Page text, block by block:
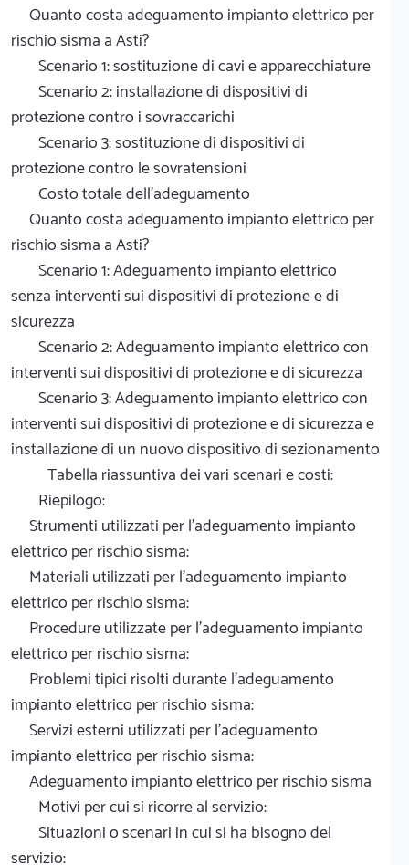
Quanto costa adeguamento impianto elettrico per
rischio sisma a Asti?
Scenario 1: sostituzione di cavi e apparecchiature
Scenario 2: installazione di dispositivi di
protezione contro i sovraccarichi
Scenario 3: sostituzione di dispositivi di
protezione contro le sovratensioni
Costo totale dell'adeguamento
Quanto costa adeguamento impianto elettrico per
rischio sisma a Asti?
Scenario 1: Adeguamento impianto elettrico
senza interventi sui dispositivi di protezione e di
sicurezza
Scenario 2: Adeguamento impianto elettrico con
interventi sui dispositivi di protezione e di sicurezza
Scenario 3: Adeguamento impianto elettrico con
interventi sui dispositivi di protezione e di sicurezza e
installazione di un nuovo dispositivo di sezionamento
Tabella riassuntiva dei vari scenari e costi:
Riepilogo:
Strumenti utilizzati per l'adeguamento impianto
elettrico per rischio sisma:
Materiali utilizzati per l'adeguamento impianto
elettrico per rischio sisma:
Procedure utilizzate per l'adeguamento impianto
elettrico per rischio sisma:
Problemi tipici risolti durante l'adeguamento
impianto elettrico per rischio sisma:
Servizi esterni utilizzati per l'adeguamento
impianto elettrico per rischio sisma:
Adeguamento impianto elettrico per rischio sisma
Motivi per cui si ricorre al servizio:
Situazioni o scenari in cui si ha bisogno del
servizio: